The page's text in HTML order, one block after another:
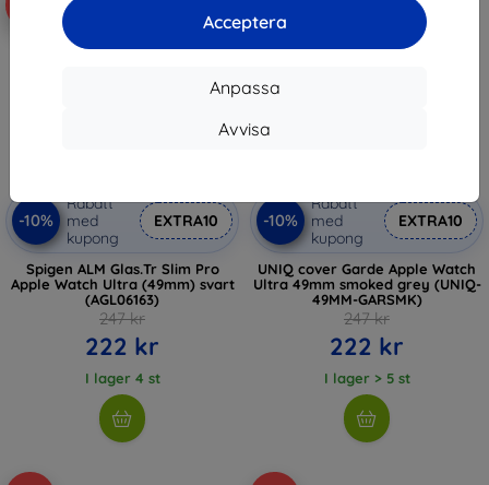
Acceptera
Anpassa
Avvisa
-10%
Rabatt
med
kupong
EXTRA10
Spigen ALM Glas.Tr Slim Pro
Apple Watch Ultra (49mm) svart
(AGL06163)
247 kr
222 kr
I lager 4 st
-10%
Rabatt
med
kupong
EXTRA10
UNIQ cover Garde Apple Watch
Ultra 49mm smoked grey (UNIQ-
49MM-GARSMK)
247 kr
222 kr
I lager > 5 st